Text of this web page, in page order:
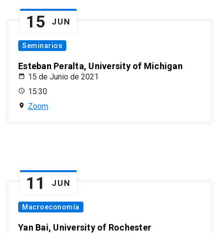
15 JUN
Seminarios
Esteban Peralta, University of Michigan
15 de Junio de 2021
15:30
Zoom
11 JUN
Macroeconomía
Yan Bai, University of Rochester